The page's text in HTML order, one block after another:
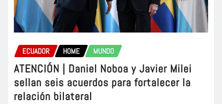
ECUADOR HOME MUNDO
ATENCIÓN | Daniel Noboa y Javier Milei
sellan seis acuerdos para fortalecer la
relación bilateral